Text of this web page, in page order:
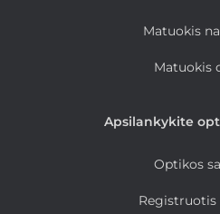
Matuokis
Matuokis
Apsilankykite
Optikos
Registruotis